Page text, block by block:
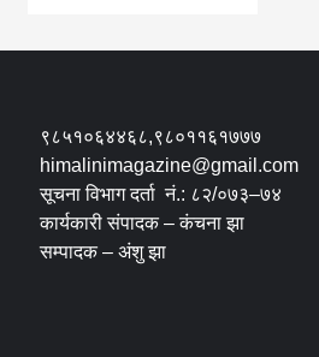
९८५१०६४४६८,९८०११६१७७७
himalinimagazine@gmail.com
सूचना विभाग दर्ता नं.: ८२/०७३–७४
कार्यकारी संपादक – कंचना झा
सम्पादक – अंशु झा